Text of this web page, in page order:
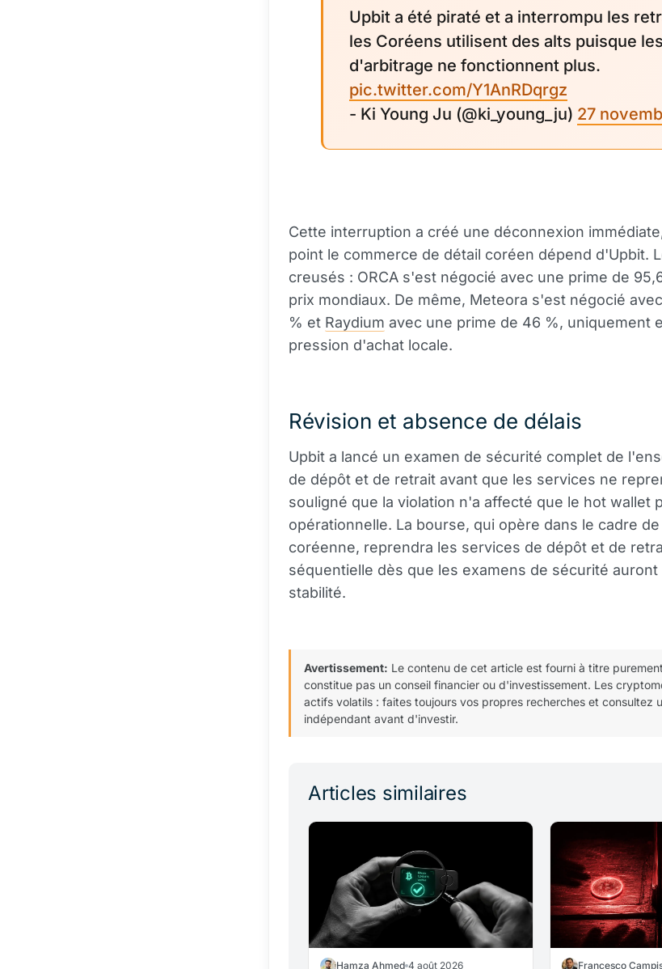
Upbit a été piraté et a interrompu les
les Coréens utilisent des alts puisque
d'arbitrage ne fonctionnent plus.
pic.twitter.com/Y1AnRDqrgz
- Ki Young Ju (@ki_young_ju) 27
Cette interruption a créé une déconnexion
point le commerce de détail coréen dépend d'Upbit.
creusés : ORCA s'est négocié avec une prime de
prix mondiaux. De même, Meteora s'est négocié
% et Raydium avec une prime de 46 %, uniquement
pression d'achat locale.
Révision et absence de délais
Upbit a lancé un examen de sécurité complet de
de dépôt et de retrait avant que les services ne
souligné que la violation n'a affecté que le hot wallet
opérationnelle. La bourse, qui opère dans le cadre
coréenne, reprendra les services de dépôt et de
séquentielle dès que les examens de sécurité
stabilité.
Avertissement: Le contenu de cet article est fourni à titre
constitue pas un conseil financier ou d'investissement. Les
actifs volatils : faites toujours vos propres recherches et consultez
indépendant avant d'investir.
Articles similaires
Hamza Ahmed 4 août 2026 Francesco